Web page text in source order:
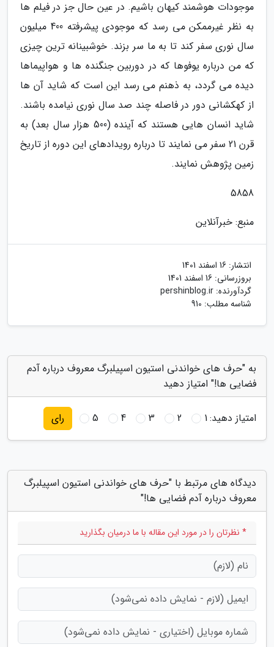
موجودات هوشمند کیهان باشیم. در عین حال جز در فیلم ها
به نظر غیرممکن می رسد که موجودی پیشرفته 400 میلیون
سال نوری سفر کند تا به ما سر بزند. خوشبینانه ترین چیزی
که من درباره یوفوها که در دوربین جنگنده ها و هواپیماها
دیده می گردد، به ذهنم می رسد این است که شاید آن ها
از کهکشانی دور در فاصله چند صد سال نوری نیامده باشند.
شاید انسان هایی هستند که آینده (500 هزار سال بعد) به
قرن 21 سفر می نمایند تا درباره رویدادهای این دوره از تاریخ
زمین پژوهش نمایند.
5858
منبع: خبرآنلاین
انتشار: 16 اسفند 1401
بروزرسانی: 16 اسفند 1401
گردآورنده: pershinblog.ir
شناسه مطلب: 910
به "حرف های خواندنی استیون اسپیلبرگ معروف درباره آدم
فضایی ها!" امتیاز دهید
امتیاز دهید:1
2
3
4
5 رای
دیدگاه های مرتبط با "حرف های خواندنی استیون اسپیلبرگ
معروف درباره آدم فضایی ها!"
* نظرتان را در مورد این مقاله با ما درمیان بگذارید